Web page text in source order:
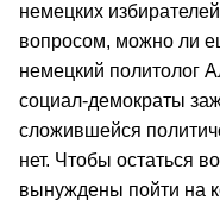
немецких
вопросом, можно ли
немецкий политолог
социал-демократы
сложившейся
нет. Чтобы остаться
вынуждены пойти на